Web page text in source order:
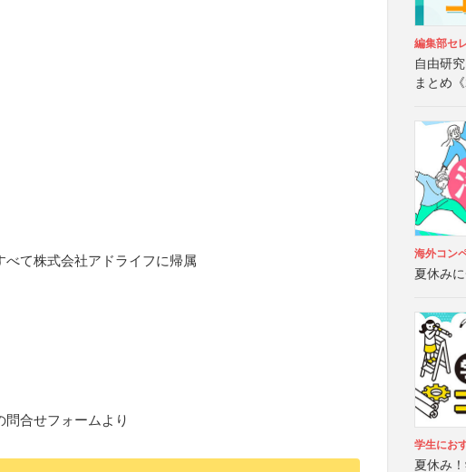
べて株式会社アドライフに帰属
合せフォームより
編集部セ
自由研
まとめ
海外コン
夏休み
学生にお
夏休み